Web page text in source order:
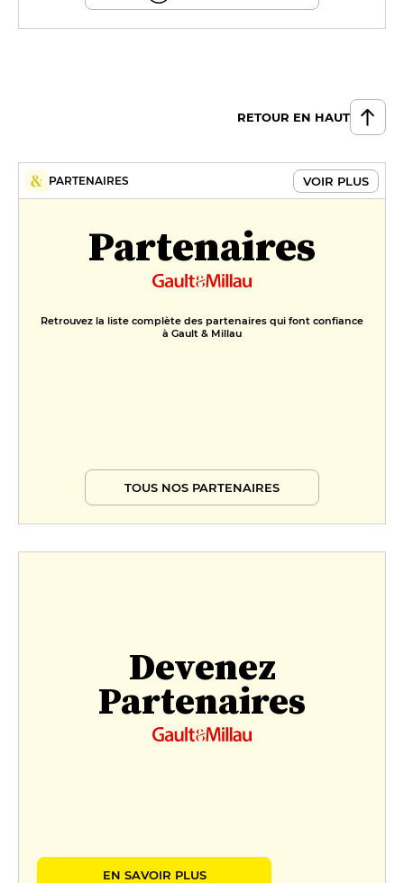
RETOUR EN HAUT
PARTENAIRES VOIR PLUS
Partenaires
Retrouvez la liste complète des partenaires qui font confiance
à Gault & Millau
TOUS NOS PARTENAIRES
Devenez
Partenaires
EN SAVOIR PLUS